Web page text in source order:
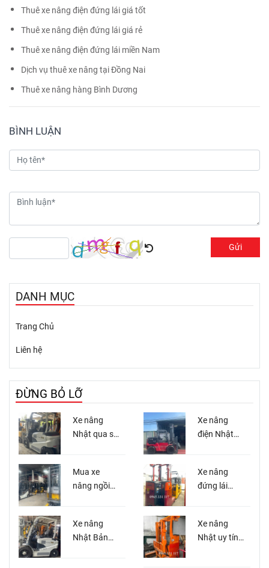
Thuê xe nâng điện đứng lái giá tốt
Thuê xe nâng điện đứng lái giá rẻ
Thuê xe nâng điện đứng lái miền Nam
Dịch vụ thuê xe nâng tại Đồng Nai
Thuê xe nâng hàng Bình Dương
BÌNH LUẬN
Gửi
DANH MỤC
Trang Chủ
Liên hệ
ĐỪNG BỎ LỠ
Xe nâng
Nhật qua sử
Miền Nam
Xe nâng
điện Nhật
nguyên zin
Mua xe
nâng ngồi
Miền Nam
Xe nâng
đứng lái
Xe nâng
Nhật Bản
Xe nâng
Nhật uy tín